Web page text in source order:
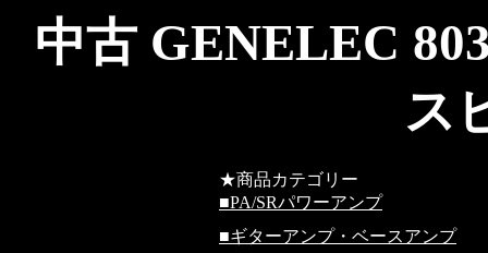
中古 GENELEC
ス
★商品カテゴリー
■PA/SRパワーアンプ
■ギターアンプ・ベースアンプ